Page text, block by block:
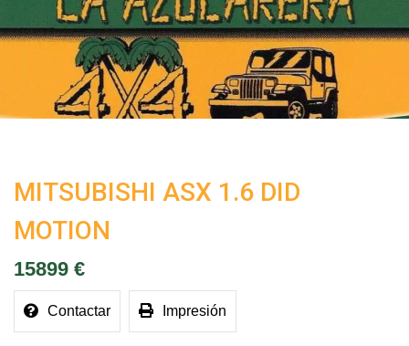
MITSUBISHI ASX 1.6 DID
MOTION
15899 €
Contactar Impresión